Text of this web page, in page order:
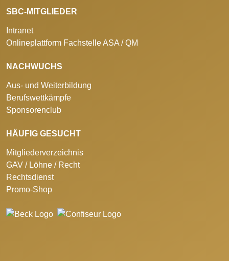
SBC-MITGLIEDER
Intranet
Onlineplattform Fachstelle ASA / QM
NACHWUCHS
Aus- und Weiterbildung
Berufswettkämpfe
Sponsorenclub
HÄUFIG GESUCHT
Mitgliederverzeichnis
GAV / Löhne / Recht
Rechtsdienst
Promo-Shop